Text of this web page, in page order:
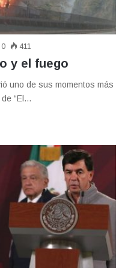
0 411
y el fuego
uno de sus momentos más
“El…